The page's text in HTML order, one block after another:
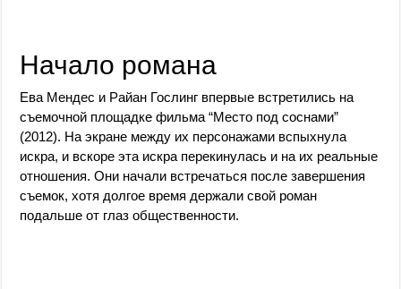
Начало романа
Ева Мендес и Райан Гослинг впервые встретились на
съемочной площадке фильма “Место под соснами”
(2012). На экране между их персонажами вспыхнула
искра, и вскоре эта искра перекинулась и на их реальные
отношения. Они начали встречаться после завершения
съемок, хотя долгое время держали свой роман
подальше от глаз общественности.